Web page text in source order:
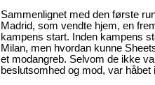
Sammenlignet med den første
Madrid, som vendte hjem, en
kampens start. Inden kampens
Milan, men hvordan kunne
et modangreb. Selvom de ikke
beslutsomhed og mod, var